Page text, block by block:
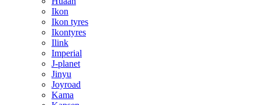
Ikon
Ikon tyres
Ikontyres
Ilink
Imperial
J-planet
Jinyu
Joyroad
Kama